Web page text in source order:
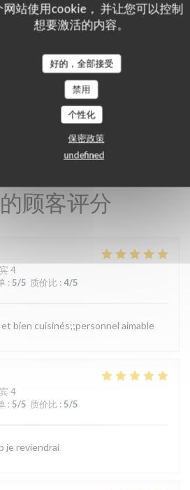
网站使用cookie， 并让您可以控制
想要激活的内容。
好的，全部接受
禁用
个性化
保密政策
undefined
顾客评分
4
: 5/5 质价比 : 4/5
bien cuisinés;;personnel aimable
4
: 5/5 质价比 : 5/5
je reviendrai